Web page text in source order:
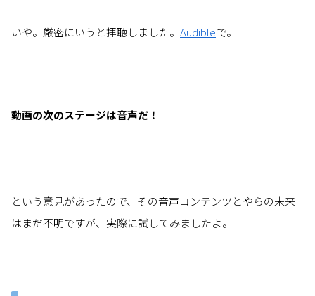
いや。厳密にいうと拝聴しました。 Audibleで。
動画の次のステージは音声だ！
という意見があったので、その音声コンテンツとやらの未来
はまだ不明ですが、実際に試してみましたよ。